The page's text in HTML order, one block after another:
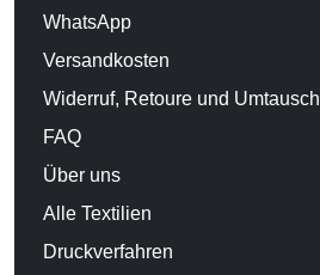
WhatsApp
Versandkosten
Widerruf, Retoure und Umtausch
FAQ
Über uns
Alle Textilien
Druckverfahren